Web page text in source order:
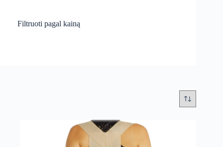
Filtruoti pagal kainą